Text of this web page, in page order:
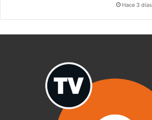
Hace 3 días